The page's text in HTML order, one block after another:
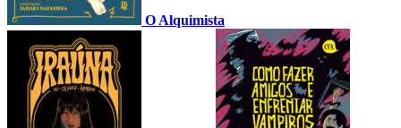
O Alquimista